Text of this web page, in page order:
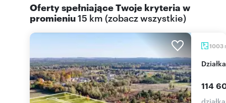
Oferty spełniające Twoje kryteria w
promieniu15 km (zobacz wszystkie)
1003
114